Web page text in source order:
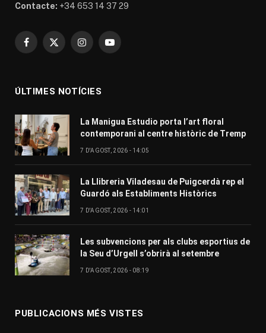
Contacte: +34 653 14 37 29
Facebook
X
InstagramYouTube
ÚLTIMES NOTÍCIES
La Manigua Estudio porta l’art floral
contemporani al centre històric de Tremp
7 D'AGOST, 2026 - 14:05
La Llibreria Viladesau de Puigcerdà rep el
Guardó als Establiments Històrics
7 D'AGOST, 2026 - 14:01
Les subvencions per als clubs esportius de
la Seu d’Urgell s’obrirà al setembre
7 D'AGOST, 2026 - 08:19
PUBLICACIONS MÉS VISTES